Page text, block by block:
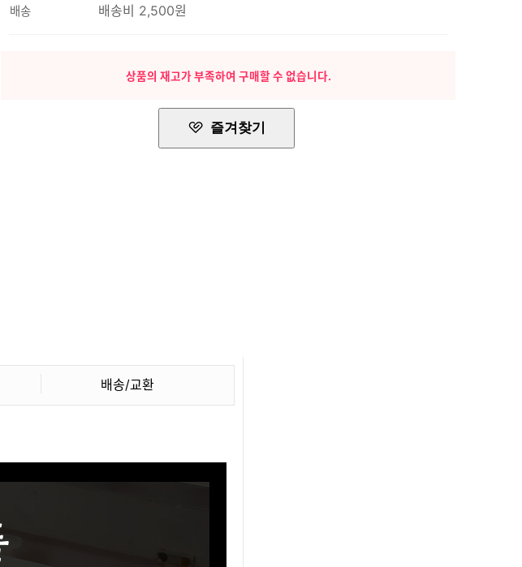
배송 배송비 2,500원
상품의 재고가 부족하여 구매할 수 없습니다.
즐겨찾기
배송/교환